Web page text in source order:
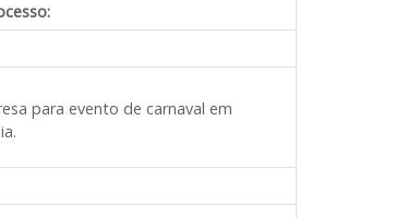
para evento de carnaval em